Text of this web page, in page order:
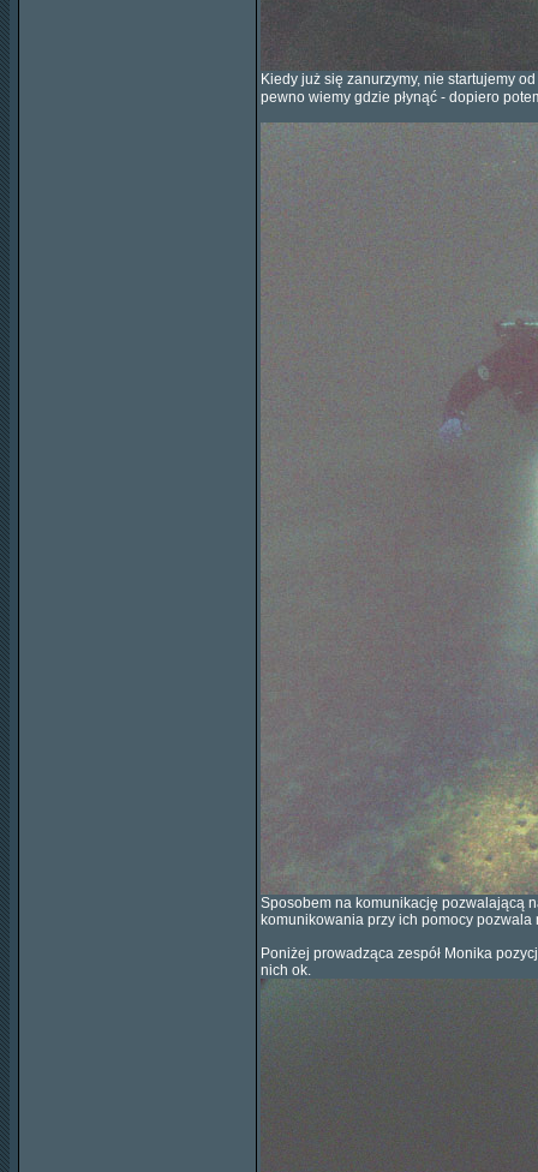
Kiedy już się zanurzymy, nie startujemy
pewno wiemy gdzie płynąć - dopiero
Sposobem na komunikację pozwalającą
komunikowania przy ich pomocy
Poniżej prowadząca zespół Monika
nich ok.